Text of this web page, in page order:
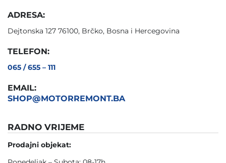
ADRESA:
Dejtonska 127 76100, Brčko, Bosna i Hercegovina
TELEFON:
065 / 655 – 111
EMAIL:
SHOP@MOTORREMONT.BA
RADNO VRIJEME
Prodajni objekat: